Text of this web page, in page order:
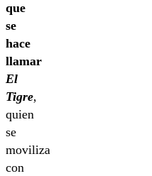
que
se
hace
llamar
El
Tigre,
quien
se
moviliza
con